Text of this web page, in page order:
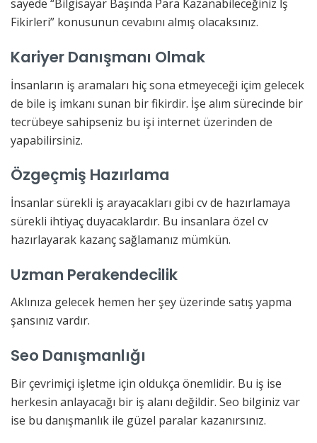
sayede “Bilgisayar Başında Para Kazanabileceğiniz İş
Fikirleri” konusunun cevabını almış olacaksınız.
Kariyer Danışmanı Olmak
İnsanların iş aramaları hiç sona etmeyeceği içim gelecek
de bile iş imkanı sunan bir fikirdir. İşe alım sürecinde bir
tecrübeye sahipseniz bu işi internet üzerinden de
yapabilirsiniz.
Özgeçmiş Hazırlama
İnsanlar sürekli iş arayacakları gibi cv de hazırlamaya
sürekli ihtiyaç duyacaklardır. Bu insanlara özel cv
hazırlayarak kazanç sağlamanız mümkün.
Uzman Perakendecilik
Aklınıza gelecek hemen her şey üzerinde satış yapma
şansınız vardır.
Seo Danışmanlığı
Bir çevrimiçi işletme için oldukça önemlidir. Bu iş ise
herkesin anlayacağı bir iş alanı değildir. Seo bilginiz var
ise bu danışmanlık ile güzel paralar kazanırsınız.